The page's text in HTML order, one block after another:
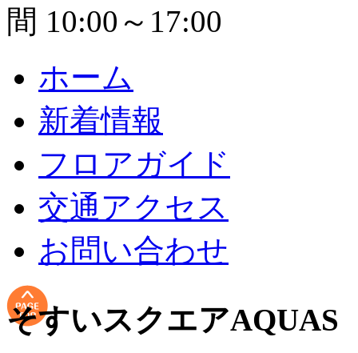
ホーム
新着情報
フロアガイド
交通アクセス
お問い合わせ
そすいスクエアAQUAS